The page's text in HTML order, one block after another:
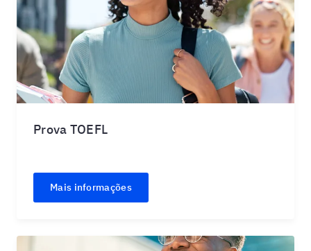
Prova TOEFL
Mais informações